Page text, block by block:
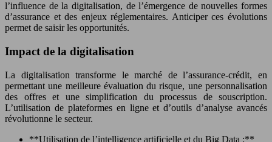
l’influence de la digitalisation, de l’émergence de nouvelles formes
d’assurance et des enjeux réglementaires. Anticiper ces évolutions
permet de saisir les opportunités.
Impact de la digitalisation
La digitalisation transforme le marché de l’assurance-crédit, en
permettant une meilleure évaluation du risque, une personnalisation
des offres et une simplification du processus de souscription.
L’utilisation de plateformes en ligne et d’outils d’analyse avancés
révolutionne le secteur.
**Utilisation de l’intelligence artificielle et du Big Data :**